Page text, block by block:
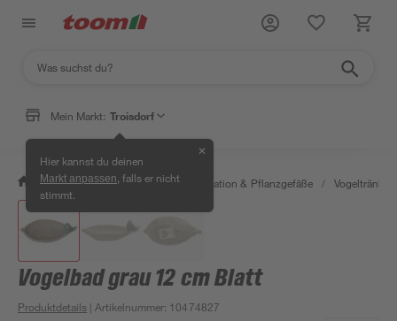
Mein Markt: Troisdorf
Hier kannst du deinen
Markt anpassen , falls er nicht
stimmt.
✕
/ Garten & Freizeit / Gartendekoration & Pflanzgefäße / Vogeltränken
Vogelbad grau 12 cm Blatt
Produktdetails | Artikelnummer: 10474827